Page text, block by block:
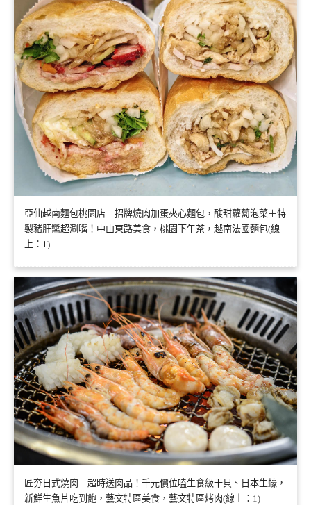
亞仙越南麵包桃園店｜招牌燒肉加蛋夾心麵包，酸甜蘿蔔泡菜＋特
製豬肝醬超涮嘴！中山東路美食，桃園下午茶，越南法國麵包(線
上：1)
匠夯日式燒肉｜超時送肉品！千元價位嗑生食級干貝、日本生蠔，
新鮮生魚片吃到飽，藝文特區美食，藝文特區烤肉(線上：1)